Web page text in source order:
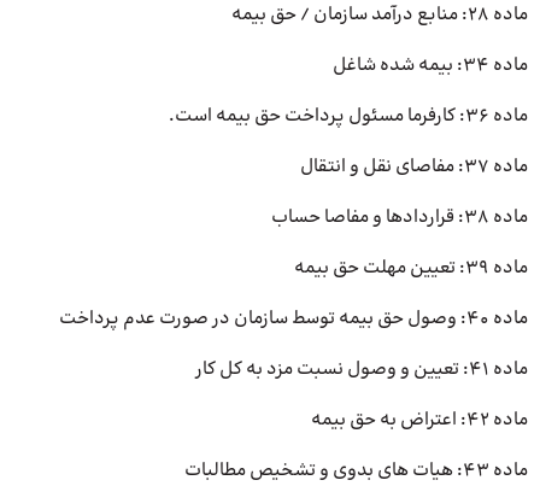
ماده 28: منابع درآمد سازمان / حق بیمه
ماده 34: بیمه شده شاغل
ماده 36: کارفرما مسئول پرداخت حق بیمه است.
ماده 37: مفاصای نقل و انتقال
ماده 38: قراردادها و مفاصا حساب
ماده 39: تعیین مهلت حق بیمه
ماده 40: وصول حق بیمه توسط سازمان در صورت عدم پرداخت
ماده 41: تعیین و وصول نسبت مزد به کل کار
ماده 42: اعتراض به حق بیمه
ماده 43: هیات های بدوی و تشخیص مطالبات